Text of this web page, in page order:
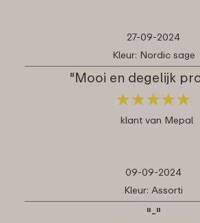
27-09-2024
Kleur: Nordic sage
"Mooi en degelijk
★★★★★
★★★★★
klant van Mepal
09-09-2024
Kleur: Assorti
"-"